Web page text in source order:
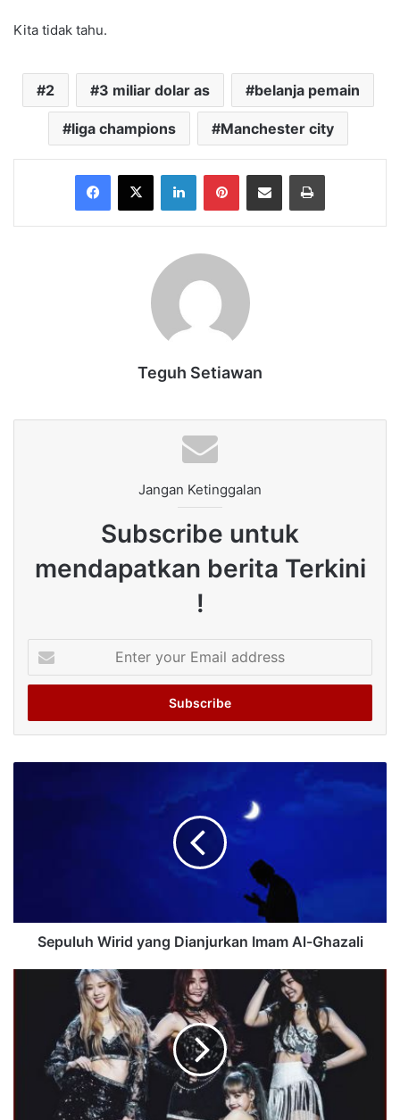
Kita tidak tahu.
2 3 miliar dolar as belanja pemain
liga champions Manchester city
Facebook
X LinkedInPinterestShare via Email Print
Teguh Setiawan
Jangan Ketinggalan
Subscribe untuk
mendapatkan berita Terkini
!
your
Email
Sepuluh Wirid yang Dianjurkan Imam Al-Ghazali